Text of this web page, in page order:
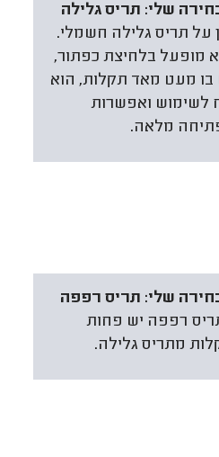
שלי: תריס גלילה
על תריס גלילה חשמלי.
מופעל בלחיצת כפתור,
בו מעט מאד תקלות, הוא
לשימוש ואפשרות
מלאה.
שלי: תריס רפפה
רפפה יש פחות
מתריס גלילה.